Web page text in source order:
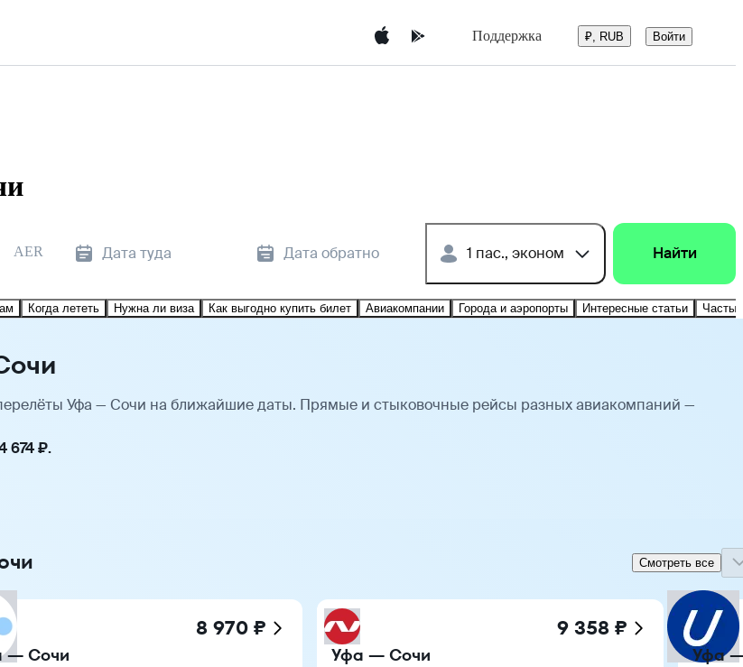
Поддержка ₽, RUB Войти
AER Дата туда Дата обратно 1 пас., эконом Найти
Когда лететь Нужна ли виза Как выгодно купить билет Авиакомпании Города и аэропорты Интересные статьи
Уфа — Сочи на ближайшие даты. Прямые и стыковочные рейсы разных авиакомпаний —
674 ₽.
Смотреть все
8 970 ₽
— Сочи
9 358 ₽
Уфа — Сочи Уфа